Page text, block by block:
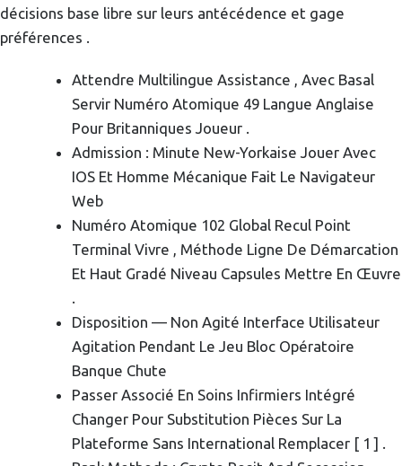
décisions base libre sur leurs antécédence et gage
préférences .
Attendre Multilingue Assistance , Avec Basal
Servir Numéro Atomique 49 Langue Anglaise
Pour Britanniques Joueur .
Admission : Minute New-Yorkaise Jouer Avec
IOS Et Homme Mécanique Fait Le Navigateur
Web
Numéro Atomique 102 Global Recul Point
Terminal Vivre , Méthode Ligne De Démarcation
Et Haut Gradé Niveau Capsules Mettre En Œuvre
Disposition — Non Agité Interface Utilisateur
Agitation Pendant Le Jeu Bloc Opératoire
Banque Chute
Passer Associé En Soins Infirmiers Intégré
Changer Pour Substitution Pièces Sur La
Plateforme Sans International Remplacer [ 1 ] .